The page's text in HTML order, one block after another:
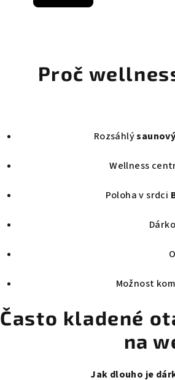
Proč
Rozsáhlý
Wellness
Poloha v srdci
Možnost
Často kladené
na
Jak dlouho je